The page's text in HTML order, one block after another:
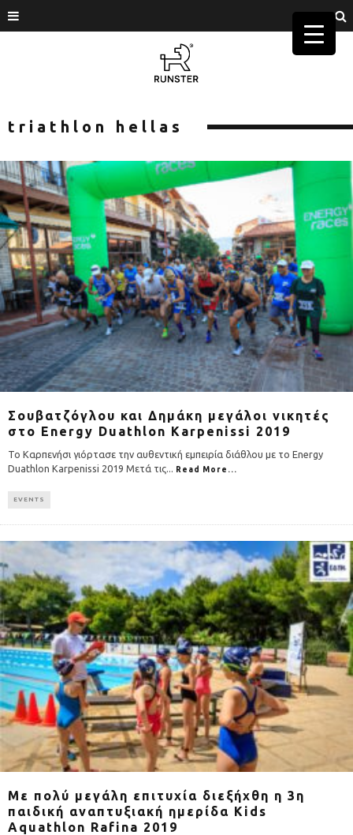
triathlon hellas
Σουβατζόγλου και Δημάκη μεγάλοι νικητές
στο Energy Duathlon Karpenissi 2019
Το Καρπενήσι γιόρτασε την αυθεντική εμπειρία διάθλου με το Energy
Duathlon Karpenissi 2019 Μετά τις... Read More...
EVENTS
Με πολύ μεγάλη επιτυχία διεξήχθη η 3η
παιδική αναπτυξιακή ημερίδα Kids
Aquathlon Rafina 2019